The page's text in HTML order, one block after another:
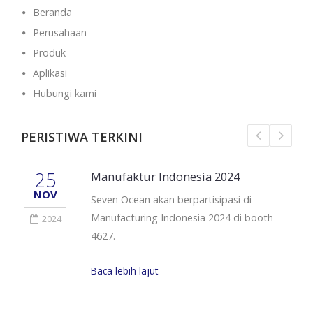
Beranda
Perusahaan
Produk
Aplikasi
Hubungi kami
PERISTIWA TERKINI
25
NOV
2024
Manufaktur Indonesia 2024
Seven Ocean akan berpartisipasi di
Manufacturing Indonesia 2024 di booth
4627.
Baca lebih lajut